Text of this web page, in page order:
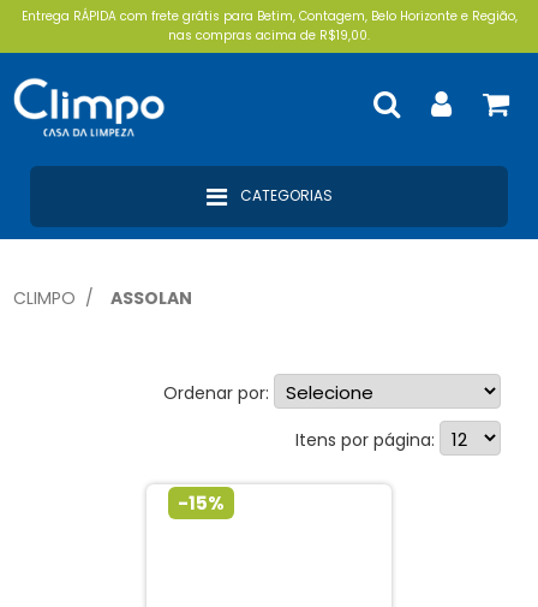
Entrega RÁPIDA com frete grátis para Betim, Contagem, Belo Horizonte e Região,
nas compras acima de R$19,00.
CATEGORIAS
CLIMPO ASSOLAN
Ordenar por:
Itens por página:
-15%